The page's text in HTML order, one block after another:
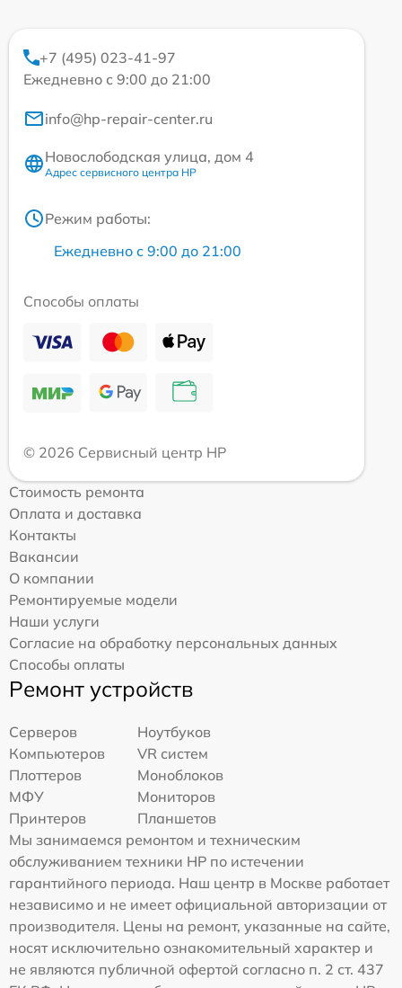
+7 (495) 023-41-97
Ежедневно с 9:00 до 21:00
info@hp-repair-center.ru
Новослободская улица, дом 4
Адрес сервисного центра HP
Режим работы:
Ежедневно с 9:00 до 21:00
Способы оплаты
© 2026 Сервисный центр HP
Стоимость ремонта
Оплата и доставка
Контакты
Вакансии
О компании
Ремонтируемые модели
Наши услуги
Согласие на обработку персональных данных
Способы оплаты
Ремонт устройств
Серверов
Ноутбуков
Компьютеров
VR систем
Плоттеров
Моноблоков
МФУ
Мониторов
Принтеров
Планшетов
Мы занимаемся ремонтом и техническим
обслуживанием техники HP по истечении
гарантийного периода. Наш центр в Москве работает
независимо и не имеет официальной авторизации от
производителя. Цены на ремонт, указанные на сайте,
носят исключительно ознакомительный характер и
не являются публичной офертой согласно п. 2 ст. 437